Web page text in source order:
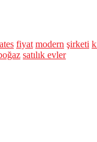
fiyat modern şirketi
satılık evler